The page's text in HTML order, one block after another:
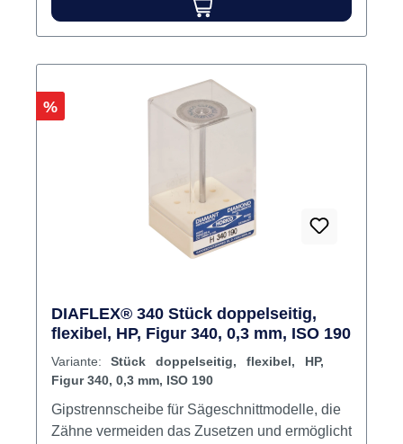
Rabatt
%
DIAFLEX® 340 Stück doppelseitig,
flexibel, HP, Figur 340, 0,3 mm, ISO 190
Variante: Stück doppelseitig, flexibel, HP,
Figur 340, 0,3 mm, ISO 190
Gipstrennscheibe für Sägeschnittmodelle, die
Zähne vermeiden das Zusetzen und ermöglicht